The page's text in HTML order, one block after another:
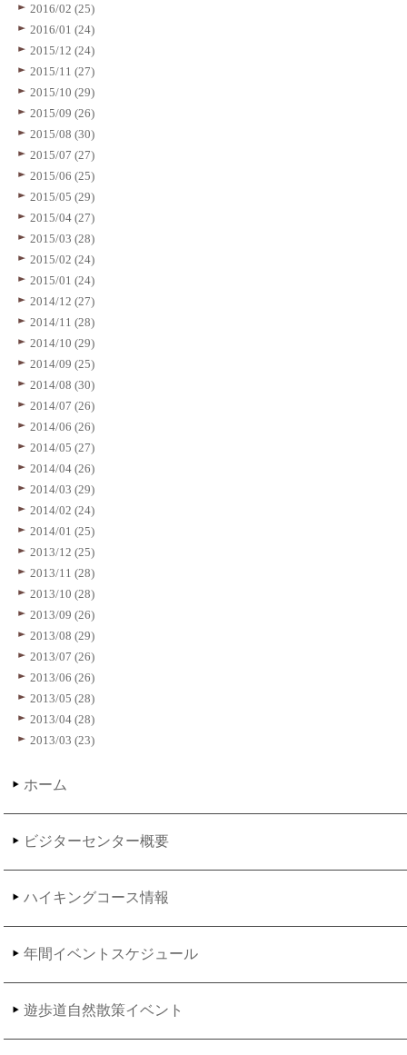
2016/02 (25)
2016/01 (24)
2015/12 (24)
2015/11 (27)
2015/10 (29)
2015/09 (26)
2015/08 (30)
2015/07 (27)
2015/06 (25)
2015/05 (29)
2015/04 (27)
2015/03 (28)
2015/02 (24)
2015/01 (24)
2014/12 (27)
2014/11 (28)
2014/10 (29)
2014/09 (25)
2014/08 (30)
2014/07 (26)
2014/06 (26)
2014/05 (27)
2014/04 (26)
2014/03 (29)
2014/02 (24)
2014/01 (25)
2013/12 (25)
2013/11 (28)
2013/10 (28)
2013/09 (26)
2013/08 (29)
2013/07 (26)
2013/06 (26)
2013/05 (28)
2013/04 (28)
2013/03 (23)
ホーム
ビジターセンター概要
ハイキングコース情報
年間イベントスケジュール
遊歩道自然散策イベント